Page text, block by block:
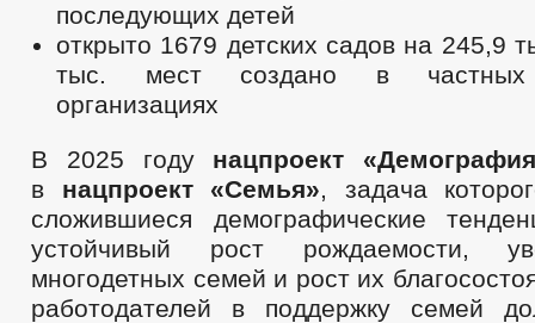
последующих детей
открыто 1679 детских садов на 245,9
тыс. мест создано в частных
организациях
В 2025 году нацпроект
в нацпроект «Семья», задача
сложившиеся демографические
устойчивый рост рождаемости,
многодетных семей и рост их
работодателей в поддержку семей